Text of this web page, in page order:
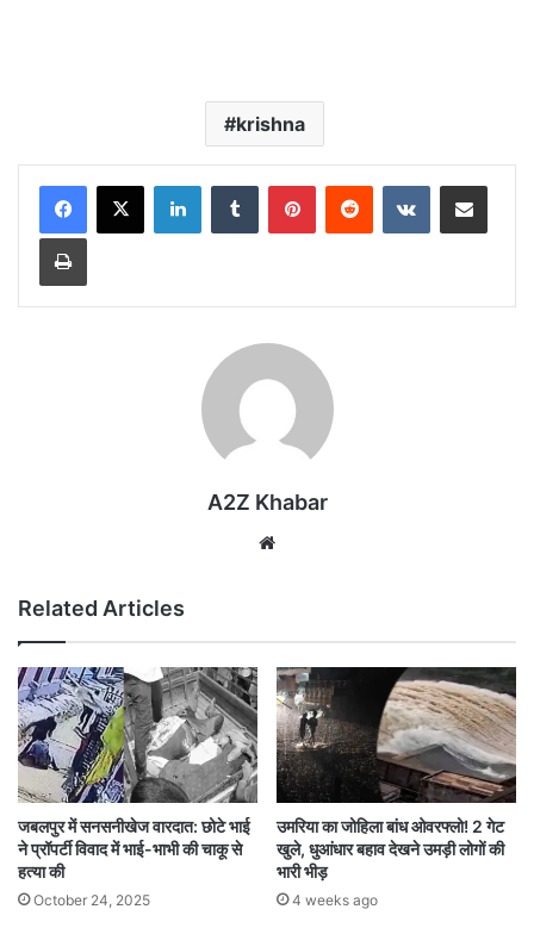
krishna
LinkedInTumblr PinterestReddit VKontakteShare via Email
Print
A2Z Khabar
Related Articles
जबलपुर में सनसनीखेज वारदात: छोटे भाई
ने प्रॉपर्टी विवाद में भाई-भाभी की चाकू से
हत्या की
October 24, 2025
उमरिया का जोहिला बांध ओवरफ्लो! 2 गेट
खुले, धुआंधार बहाव देखने उमड़ी लोगों की
भारी भीड़
4 weeks ago